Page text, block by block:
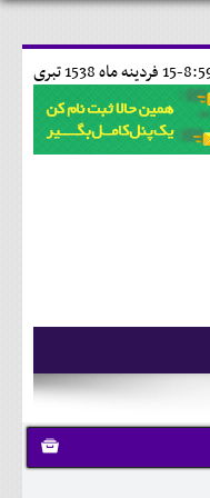
15 فردينه ماه 1538 تبری